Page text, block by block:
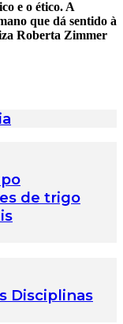
e o ético. A
que dá sentido à
Roberta Zimmer
de trigo
Disciplinas